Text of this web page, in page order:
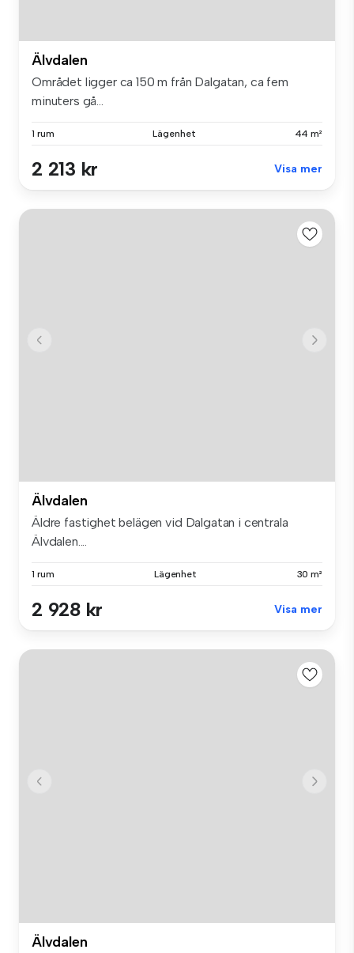
Älvdalen
Området ligger ca 150 m från Dalgatan, ca fem
minuters gå...
1 rum Lägenhet 44 m²
2 213 kr Visa mer
Älvdalen
Äldre fastighet belägen vid Dalgatan i centrala
Älvdalen....
1 rum Lägenhet 30 m²
2 928 kr Visa mer
Älvdalen